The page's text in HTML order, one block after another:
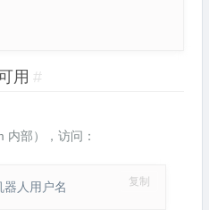
用 #
内部），访问：
人用户名 复制